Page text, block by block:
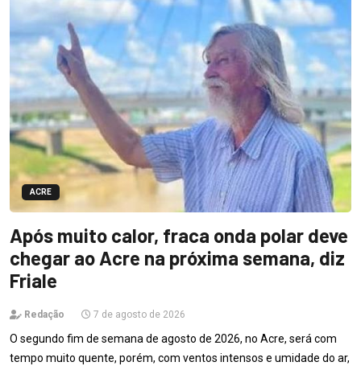
ACRE
Após muito calor, fraca onda polar deve
chegar ao Acre na próxima semana, diz
Friale
Redação 7 de agosto de 2026
O segundo fim de semana de agosto de 2026, no Acre, será com
tempo muito quente, porém, com ventos intensos e umidade do ar,